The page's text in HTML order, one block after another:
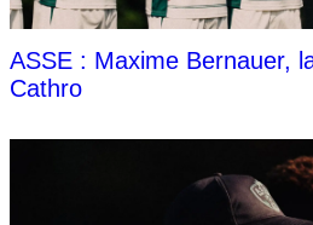
ASSE : Maxime Bernauer,
Cathro